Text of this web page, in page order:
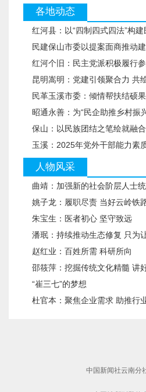
玉溪易门：民族华裳展魅力 同
楚雄南华：“云”技术，为“四个
各地动态
红河县：以“四制四式四法”构
区
民建保山市委以提案面商推动
红河个旧：民主党派积极履行
高质量发展
昆明嵩明：党建引领聚合力 共
民革玉溪市委：倾情帮扶结硕
昭通永善：为“民企助推乡村振
保山：以民族团结之笔绘就融
玉溪：2025年党外干部能力素
人物风采
曲靖：加强新的社会阶层人士
建设
姚子龙：履职尽责 当好云岭铁
朱宝生：医者初心 坚守致远
潘珉：持续推动生态修复 只为
赵红业：百姓所需 科研所向
邵筱萍：挖掘传统文化精髓 讲
“崔三七”的梦想
杜官本：聚焦企业需求 助推行
中国新闻社云南分